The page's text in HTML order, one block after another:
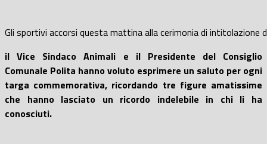
Gli sportivi accorsi questa mattina alla cerimonia di
il Vice Sindaco Animali e il Presidente del Consiglio
Comunale Polita hanno voluto esprimere un saluto per ogni
targa commemorativa, ricordando tre figure amatissime
che hanno lasciato un ricordo indelebile in chi li ha
conosciuti.